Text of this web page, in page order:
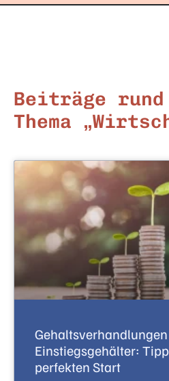
Beiträge rund
Thema
Einstiegsgehälter:
perfekten Start